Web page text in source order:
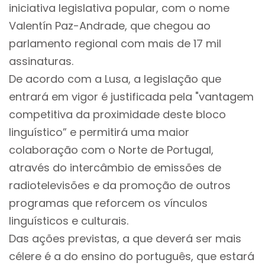
iniciativa legislativa popular, com o nome
Valentín Paz-Andrade, que chegou ao
parlamento regional com mais de 17 mil
assinaturas.
De acordo com a Lusa, a legislação que
entrará em vigor é justificada pela "vantagem
competitiva da proximidade deste bloco
linguístico” e permitirá uma maior
colaboração com o Norte de Portugal,
através do intercâmbio de emissões de
radiotelevisões e da promoção de outros
programas que reforcem os vínculos
linguísticos e culturais.
Das ações previstas, a que deverá ser mais
célere é a do ensino do português, que estará